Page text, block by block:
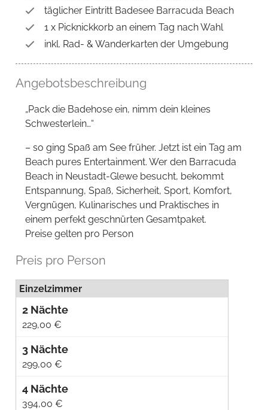
täglicher Eintritt Badesee Barracuda Beach
1 x Picknickkorb an einem Tag nach Wahl
inkl. Rad- & Wanderkarten der Umgebung
Angebotsbeschreibung
„Pack die Badehose ein, nimm dein kleines
Schwesterlein…“
– so ging Spaß am See früher. Jetzt ist ein Tag am
Beach pures Entertainment. Wer den Barracuda
Beach in Neustadt-Glewe besucht, bekommt
Entspannung, Spaß, Sicherheit, Sport, Komfort,
Vergnügen, Kulinarisches und Praktisches in
einem perfekt geschnürten Gesamtpaket.
Preise gelten pro Person
Preis pro Person
Einzelzimmer
229,00 €
299,00 €
394,00 €